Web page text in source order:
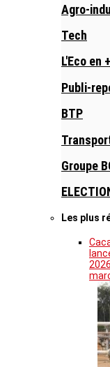
Agro-
Tech
L'Eco en +
Publi-
BTP
Groupe
Les plus